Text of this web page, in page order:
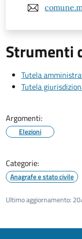
Strumenti
Tutela
Tutela
Argomenti:
Elezioni
Categorie:
Anagrafe e stato civile
Ultimo aggiornamento: